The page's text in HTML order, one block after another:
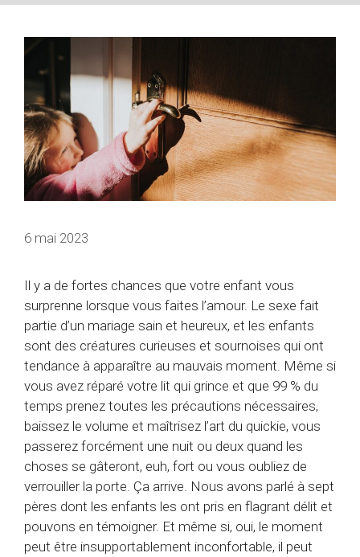
6 mai 2023
Il y a de fortes chances que votre enfant vous
surprenne lorsque vous faites l’amour. Le sexe fait
partie d’un mariage sain et heureux, et les enfants
sont des créatures curieuses et sournoises qui ont
tendance à apparaître au mauvais moment. Même si
vous avez réparé votre lit qui grince et que 99 % du
temps prenez toutes les précautions nécessaires,
baissez le volume et maîtrisez l’art du quickie, vous
passerez forcément une nuit ou deux quand les
choses se gâteront, euh, fort ou vous oubliez de
verrouiller la porte. Ça arrive. Nous avons parlé à sept
pères dont les enfants les ont pris en flagrant délit et
pouvons en témoigner. Et même si, oui, le moment
peut être insupportablement inconfortable, il peut